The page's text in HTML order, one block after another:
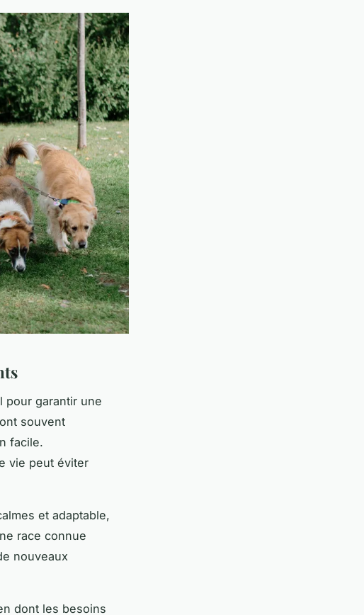
pour garantir une
souvent
facile.
vie peut éviter
et adaptable,
race connue
nouveaux
dont les besoins